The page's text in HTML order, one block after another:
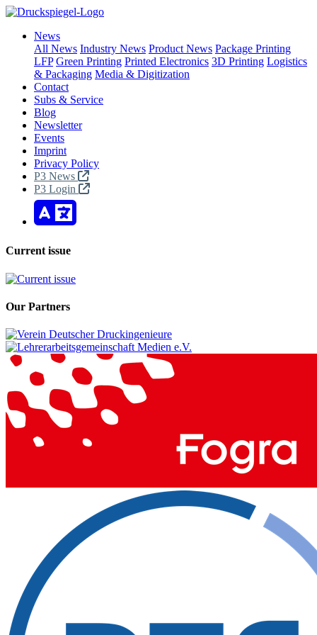
News
All News Industry News Product News Package Printing
LFP Green Printing Printed Electronics 3D Printing Logistics
& Packaging Media & Digitization
Contact
Subs & Service
Blog
Newsletter
Events
Imprint
Privacy Policy
P3 News
P3 Login
Current issue
Our Partners